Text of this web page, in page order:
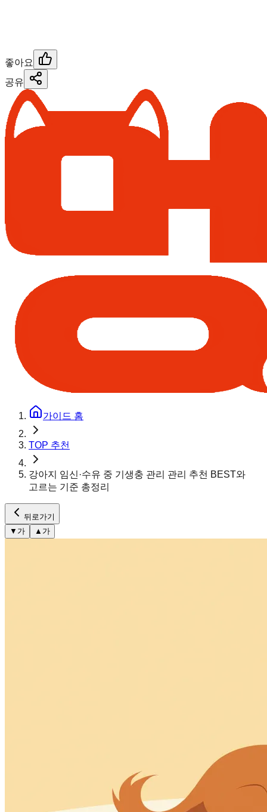
좋아요
공유
가이드 홈
TOP 추천
강아지 임신·수유 중 기생충 관리 관리 추천 BEST와
고르는 기준 총정리
뒤로가기
▼ 가 ▲ 가